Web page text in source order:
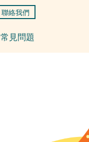
聯絡我們
常見問題